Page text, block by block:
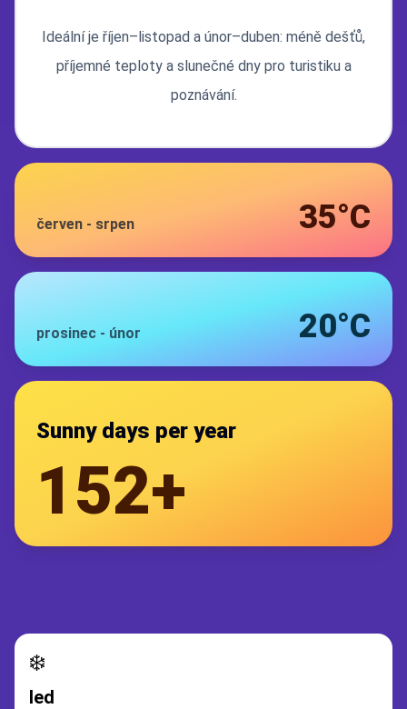
Ideální je říjen–listopad a únor–duben: méně dešťů,
příjemné teploty a slunečné dny pro turistiku a
poznávání.
červen - srpen 35°C
prosinec - únor 20°C
Sunny days per year
152+
❄️
led